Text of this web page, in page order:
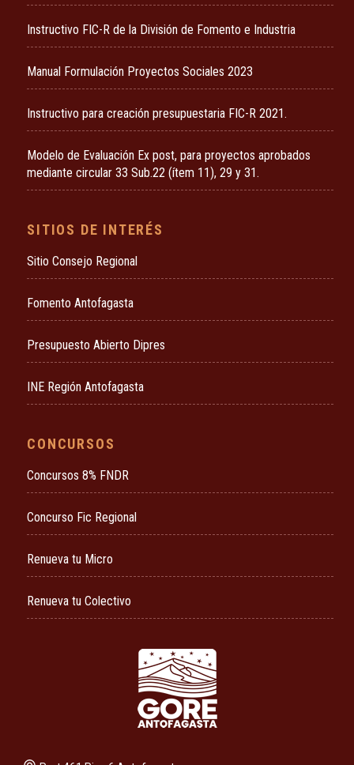
Instructivo FIC-R de la División de Fomento e Industria
Manual Formulación Proyectos Sociales 2023
Instructivo para creación presupuestaria FIC-R 2021.
Modelo de Evaluación Ex post, para proyectos aprobados
mediante circular 33 Sub.22 (ítem 11), 29 y 31.
SITIOS DE INTERÉS
Sitio Consejo Regional
Fomento Antofagasta
Presupuesto Abierto Dipres
INE Región Antofagasta
CONCURSOS
Concursos 8% FNDR
Concurso Fic Regional
Renueva tu Micro
Renueva tu Colectivo